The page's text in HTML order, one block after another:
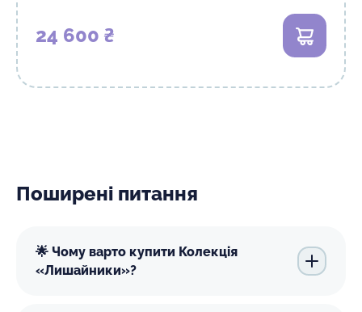
24 600 ₴ В кошик
Поширені питання
🌟 Чому варто купити Колекція
«Лишайники»?